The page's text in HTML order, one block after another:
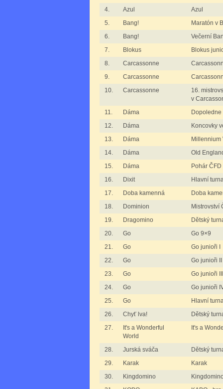
4. Azul
Azul
5.
Bang!
Maratón v
6.
Bang!
Večerní
7.
Blokus
Blokus
8.
Carcassonne
9.
Carcassonne
10.
Carcassonne
16.
v
11.
Dáma
Dopoledne
12.
Dáma
Koncovky
13.
Dáma
Millennium
14.
Dáma
Old
15.
Dáma
Pohár
16.
Dixit
Hlavní
17.
Doba kamenná
Doba
18.
Dominion
Mistrovství
19.
Dragomino
Dětský
20.
Go
Go 9×9
21.
Go
Go junioři I
22.
Go
Go junioři II
23.
Go
Go junioři III
24.
Go
Go junioři
25.
Go
Hlavní
26.
Chyť lva!
Dětský
27.
It's a Wonderful
World
It's a
28. Jurská sváča
Dětský
29.
Karak
Karak
30.
Kingdomino